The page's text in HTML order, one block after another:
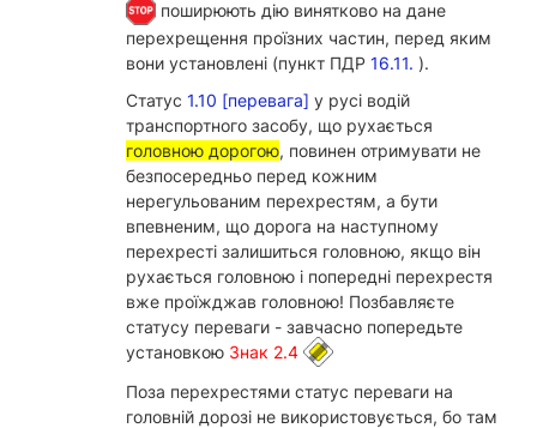
поширюють дію винятково на дане
перехрещення проїзних частин, перед яким
вони установлені (пункт ПДР 16.11. ).
Статус 1.10 [перевага] у русі водій
транспортного засобу, що рухається
головною дорогою, повинен отримувати не
безпосередньо перед кожним
нерегульованим перехрестям, а бути
впевненим, що дорога на наступному
перехресті залишиться головною, якщо він
рухається головною і попередні перехрестя
вже проїжджав головною! Позбавляєте
статусу переваги - завчасно попередьте
установкою Знак 2.4
Поза перехрестями статус переваги на
головній дорозі не використовується, бо там